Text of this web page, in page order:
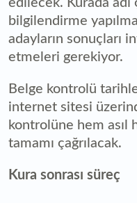
bilgilendirme
adayların sonuçları
etmeleri gerekiyor.
Belge kontrolü
internet sitesi
kontrolüne hem asıl
tamamı çağrılacak.
Kura sonrası süreç